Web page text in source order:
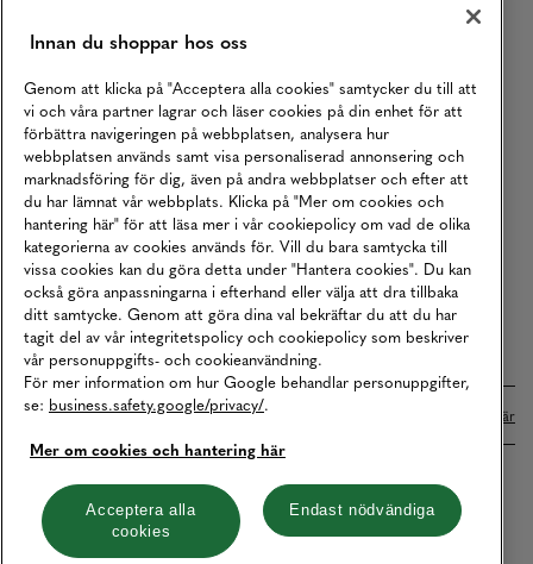
Returer
Köpvillkor
Karriär
Vårt Ansvar
Våra Tjänster
Press
Studentrabatt
B2B
Tillgänglighetsredogörelse
Betalningar online sköts i samarbete med Klarna. Läs mer här
Cookies Integritetspolicy
Hantera cookies
Innan du shoppar hos oss
Genom att klicka på "Acceptera alla cookies" samtycker du till att
vi och våra partner lagrar och läser cookies på din enhet för att
förbättra navigeringen på webbplatsen, analysera hur
webbplatsen används samt visa personaliserad annonsering och
marknadsföring för dig, även på andra webbplatser och efter att
du har lämnat vår webbplats. Klicka på "Mer om cookies och
hantering här" för att läsa mer i vår cookiepolicy om vad de olika
kategorierna av cookies används för. Vill du bara samtycka till
vissa cookies kan du göra detta under "Hantera cookies". Du kan
också göra anpassningarna i efterhand eller välja att dra tillbaka
ditt samtycke. Genom att göra dina val bekräftar du att du har
tagit del av vår integritetspolicy och cookiepolicy som beskriver
vår personuppgifts- och cookieanvändning.
För mer information om hur Google behandlar personuppgifter,
se: business.safety.google/privacy/.
Mer om cookies och hantering här
Acceptera alla
cookies
Endast nödvändiga